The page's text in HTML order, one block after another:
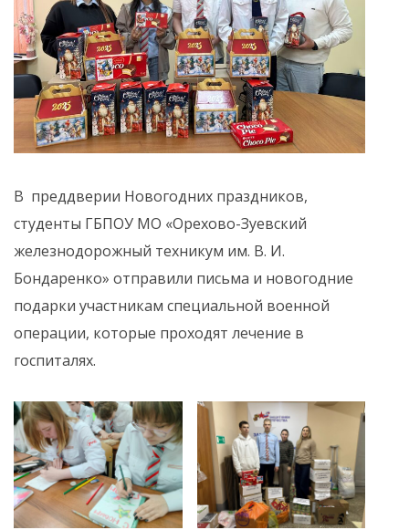
В преддверии Новогодних праздников,
студенты ГБПОУ МО «Орехово-Зуевский
железнодорожный техникум им. В. И.
Бондаренко» отправили письма и новогодние
подарки участникам специальной военной
операции, которые проходят лечение в
госпиталях.